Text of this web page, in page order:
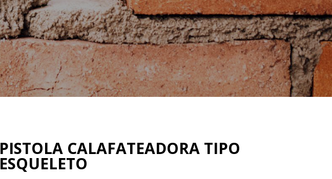
PISTOLA CALAFATEADORA TIPO
ESQUELETO